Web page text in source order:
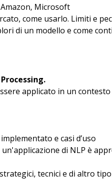
Microsoft
come usarlo. Limiti e
di un modello e come
applicato in un
e casi d’uso
un'applicazione di NLP è
tecnici e di altro